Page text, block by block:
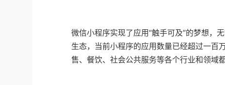
微信小程序实现了应用“触手可及”的梦想，
生态，当前小程序的应用数量已经超过一百
售、餐饮、社会公共服务等各个行业和领域